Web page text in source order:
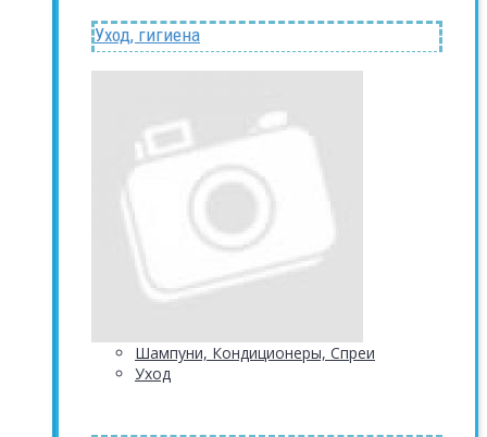
Уход, гигиена
Шампуни, Кондиционеры, Спреи
Уход